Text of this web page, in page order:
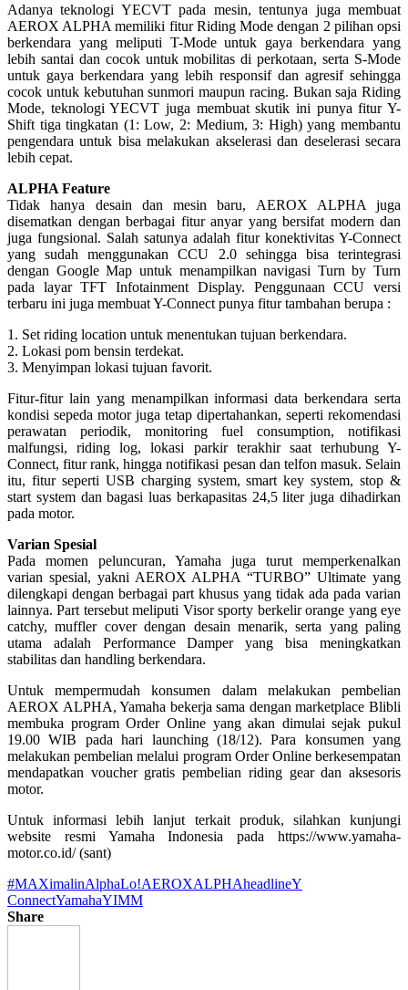
Adanya teknologi YECVT pada mesin, tentunya juga membuat
AEROX ALPHA memiliki fitur Riding Mode dengan 2 pilihan opsi
berkendara yang meliputi T-Mode untuk gaya berkendara yang
lebih santai dan cocok untuk mobilitas di perkotaan, serta S-Mode
untuk gaya berkendara yang lebih responsif dan agresif sehingga
cocok untuk kebutuhan sunmori maupun racing. Bukan saja Riding
Mode, teknologi YECVT juga membuat skutik ini punya fitur Y-
Shift tiga tingkatan (1: Low, 2: Medium, 3: High) yang membantu
pengendara untuk bisa melakukan akselerasi dan deselerasi secara
lebih cepat.
ALPHA Feature
Tidak hanya desain dan mesin baru, AEROX ALPHA juga
disematkan dengan berbagai fitur anyar yang bersifat modern dan
juga fungsional. Salah satunya adalah fitur konektivitas Y-Connect
yang sudah menggunakan CCU 2.0 sehingga bisa terintegrasi
dengan Google Map untuk menampilkan navigasi Turn by Turn
pada layar TFT Infotainment Display. Penggunaan CCU versi
terbaru ini juga membuat Y-Connect punya fitur tambahan berupa :
1. Set riding location untuk menentukan tujuan berkendara.
2. Lokasi pom bensin terdekat.
3. Menyimpan lokasi tujuan favorit.
Fitur-fitur lain yang menampilkan informasi data berkendara serta
kondisi sepeda motor juga tetap dipertahankan, seperti rekomendasi
perawatan periodik, monitoring fuel consumption, notifikasi
malfungsi, riding log, lokasi parkir terakhir saat terhubung Y-
Connect, fitur rank, hingga notifikasi pesan dan telfon masuk. Selain
itu, fitur seperti USB charging system, smart key system, stop &
start system dan bagasi luas berkapasitas 24,5 liter juga dihadirkan
pada motor.
Varian Spesial
Pada momen peluncuran, Yamaha juga turut memperkenalkan
varian spesial, yakni AEROX ALPHA “TURBO” Ultimate yang
dilengkapi dengan berbagai part khusus yang tidak ada pada varian
lainnya. Part tersebut meliputi Visor sporty berkelir orange yang eye
catchy, muffler cover dengan desain menarik, serta yang paling
utama adalah Performance Damper yang bisa meningkatkan
stabilitas dan handling berkendara.
Untuk mempermudah konsumen dalam melakukan pembelian
AEROX ALPHA, Yamaha bekerja sama dengan marketplace Blibli
membuka program Order Online yang akan dimulai sejak pukul
19.00 WIB pada hari launching (18/12). Para konsumen yang
melakukan pembelian melalui program Order Online berkesempatan
mendapatkan voucher gratis pembelian riding gear dan aksesoris
motor.
Untuk informasi lebih lanjut terkait produk, silahkan kunjungi
website resmi Yamaha Indonesia pada https://www.yamaha-
motor.co.id/ (sant)
#MAXimalinAlphaLo!AEROXALPHAheadlineY
ConnectYamahaYIMM
Share